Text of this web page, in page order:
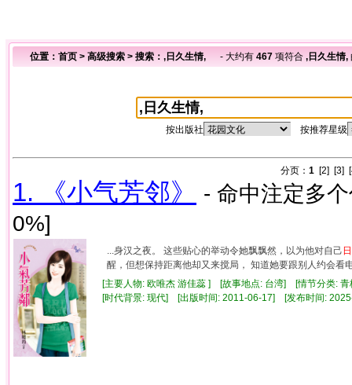
位置： 首页 > 高级搜索 > 搜索：,日久生情, - 大约有 467 项符合 ,日久生情,
按出版社 按推荐星级
分页： 1 [2] [3]
1. 《小气芳邻》
- 命中注定多
0%]
...身汉之夜。 这些贴心的举动令她飘飘然，以为他对自己
醒，但想保持距离他却又来搅局， 知道她要跟别人约会看
[主要人物: 欧唯杰 游佳蕊 ] [故事地点: 台湾] [情节分类: 青
[时代背景: 现代] [出版时间: 2011-06-17] [发布时间: